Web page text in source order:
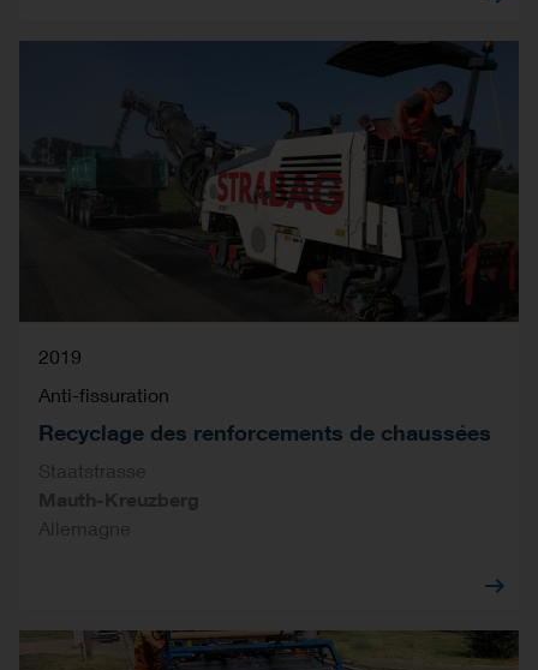
2019
Anti-fissuration
Recyclage des renforcements de chaussées
Staatstrasse
Mauth-Kreuzberg
Allemagne